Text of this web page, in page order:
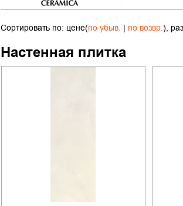
Сортировать по: цене(по убыв. | по возвр.),
Настенная плитка